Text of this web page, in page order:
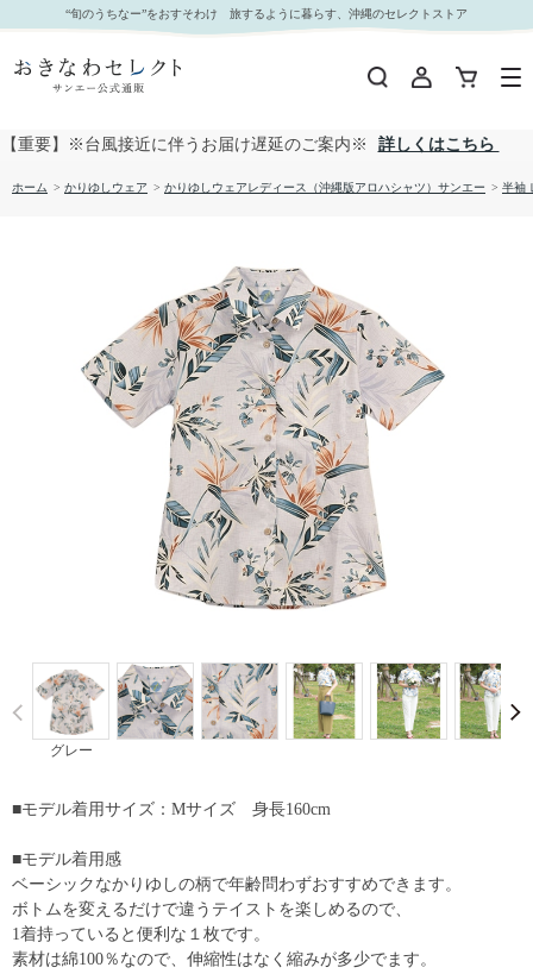
【送料無料】ストレチア柄 かりゆしウェアP-SAEM1126 Kr24 L｜おきなわセレクト サンエー公
式通販
“旬のうちなー”をおすそわけ 旅するように暮らす、沖縄のセレクトストア
【重要】※台風接近に伴うお届け遅延のご案内※ 詳しくはこちら
ホーム > かりゆしウェア > かりゆしウェアレディース（沖縄版アロハシャツ）サンエー > 半袖
グレー
Prev
■モデル着用サイズ：Mサイズ 身長160cm
■モデル着用感
ベーシックなかりゆしの柄で年齢問わずおすすめできます。
ボトムを変えるだけで違うテイストを楽しめるので、
1着持っていると便利な１枚です。
素材は綿100％なので、伸縮性はなく縮みが多少でます。